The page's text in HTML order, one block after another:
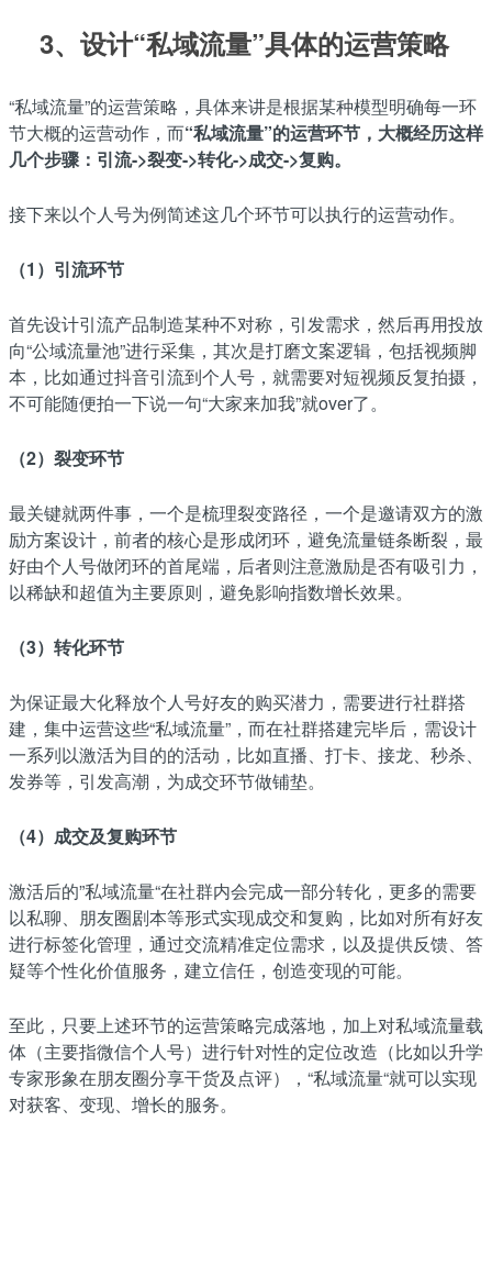
3、设计“私域流量”具体的运营策略
“私域流量”的运营策略，具体来讲是根据某种模型明确每一环
节大概的运营动作，而“私域流量”的运营环节，大概经历这样
几个步骤：引流->裂变->转化->成交->复购。
接下来以个人号为例简述这几个环节可以执行的运营动作。
（1）引流环节
首先设计引流产品制造某种不对称，引发需求，然后再用投放
向“公域流量池”进行采集，其次是打磨文案逻辑，包括视频脚
本，比如通过抖音引流到个人号，就需要对短视频反复拍摄，
不可能随便拍一下说一句“大家来加我”就over了。
（2）裂变环节
最关键就两件事，一个是梳理裂变路径，一个是邀请双方的激
励方案设计，前者的核心是形成闭环，避免流量链条断裂，最
好由个人号做闭环的首尾端，后者则注意激励是否有吸引力，
以稀缺和超值为主要原则，避免影响指数增长效果。
（3）转化环节
为保证最大化释放个人号好友的购买潜力，需要进行社群搭
建，集中运营这些“私域流量”，而在社群搭建完毕后，需设计
一系列以激活为目的的活动，比如直播、打卡、接龙、秒杀、
发券等，引发高潮，为成交环节做铺垫。
（4）成交及复购环节
激活后的”私域流量“在社群内会完成一部分转化，更多的需要
以私聊、朋友圈剧本等形式实现成交和复购，比如对所有好友
进行标签化管理，通过交流精准定位需求，以及提供反馈、答
疑等个性化价值服务，建立信任，创造变现的可能。
至此，只要上述环节的运营策略完成落地，加上对私域流量载
体（主要指微信个人号）进行针对性的定位改造（比如以升学
专家形象在朋友圈分享干货及点评），“私域流量“就可以实现
对获客、变现、增长的服务。